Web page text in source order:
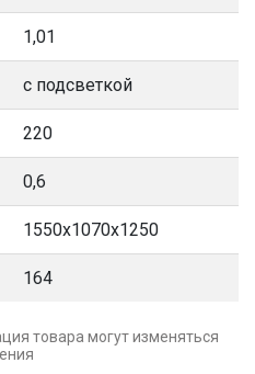
1,01
с подсветкой
220
0,6
1550х1070х1250
164
товара могут изменяться